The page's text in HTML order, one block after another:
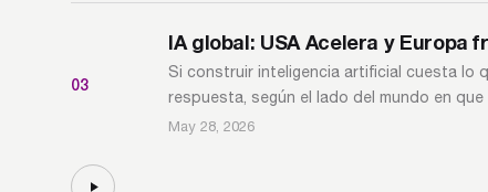
03
IA global: USA Acelera y Europa
Si construir inteligencia artificial cuesta lo
respuesta, según el lado del mundo en
May 28, 2026